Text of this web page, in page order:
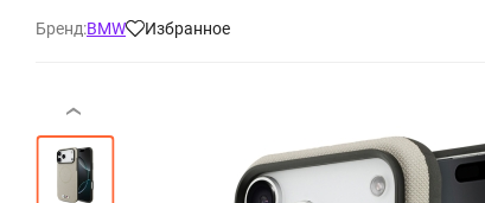
Бренд:BMW Избранное
‹